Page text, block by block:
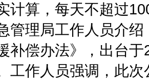
计算，每天不超过
管理局工作人员介
补偿办法》，出台
工作人员强调，此